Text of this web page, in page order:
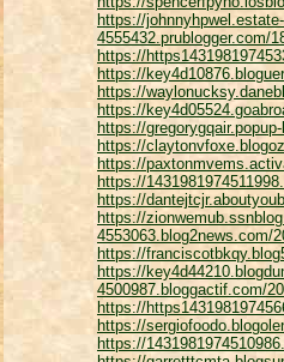
https://
4555432.prublogger.com/
https://
https://
https://
https://
https://
https://
https://
https://
https://
https://
4553063.blog2news.com/
https://
https://
4500987.bloggactif.com/
https://
https://
https://